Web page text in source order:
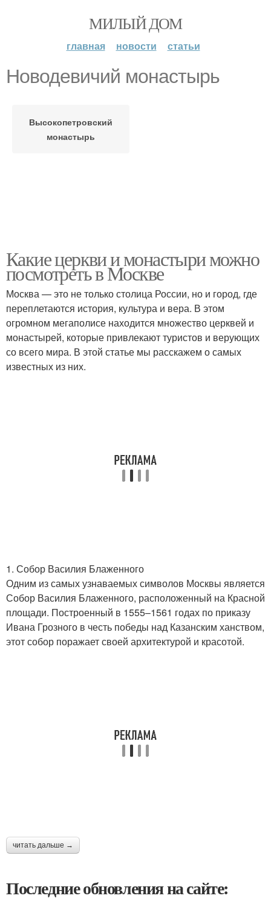
МИЛЫЙ ДОМ
главная новости статьи
Новодевичий монастырь
Высокопетровский
монастырь
Какие церкви и монастыри можно
посмотреть в Москве
Москва — это не только столица России, но и город, где
переплетаются история, культура и вера. В этом
огромном мегаполисе находится множество церквей и
монастырей, которые привлекают туристов и верующих
со всего мира. В этой статье мы расскажем о самых
известных из них.
1. Собор Василия Блаженного
Одним из самых узнаваемых символов Москвы является
Собор Василия Блаженного, расположенный на Красной
площади. Построенный в 1555–1561 годах по приказу
Ивана Грозного в честь победы над Казанским ханством,
этот собор поражает своей архитектурой и красотой.
читать дальше →
Последние обновления на сайте: